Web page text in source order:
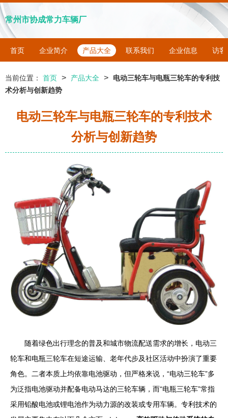
常州市协成常力车辆厂
首页 企业简介 产品大全 联系我们 企业信息 访客
当前位置： 首页 > 产品大全 >
电动三轮车与电瓶三轮车的专利技
术分析与创新趋势
电动三轮车与电瓶三轮车的专利技术
分析与创新趋势
随着绿色出行理念的普及和城市物流配送需求的增长，电动三
轮车和电瓶三轮车在短途运输、老年代步及社区活动中扮演了重要
角色。二者本质上均依靠电池驱动，但严格来说，“电动三轮车”多
为泛指电池驱动并配备电动马达的三轮车辆，而“电瓶三轮车”常指
采用铅酸电池或锂电池作为动力源的改装或专用车辆。专利技术的